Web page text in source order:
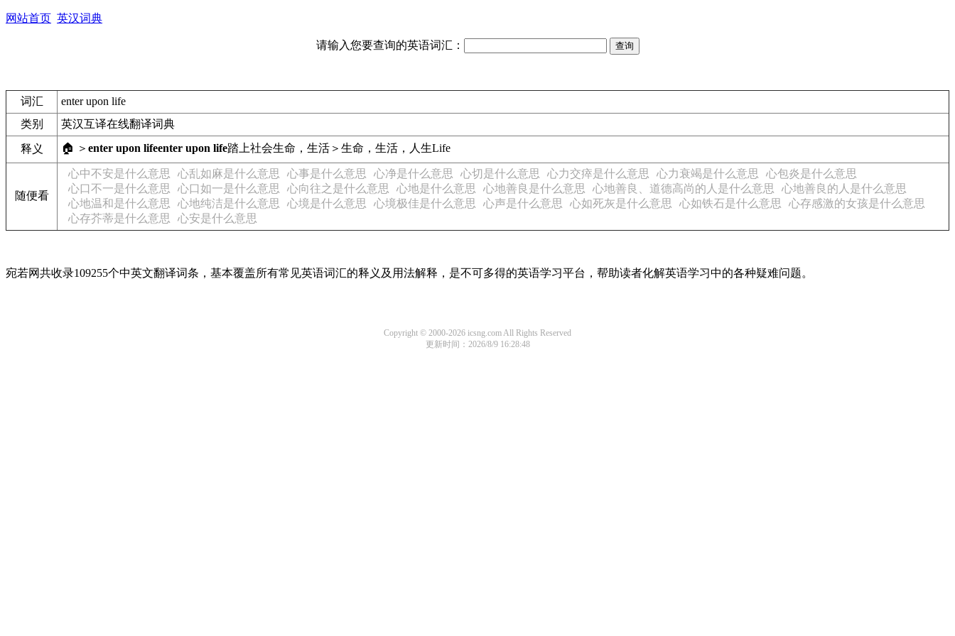
网站首页 英汉词典
请输入您要查询的英语词汇：
词汇
enter upon life
类别
英汉互译在线翻译词典
释义 🏠 ＞ enter upon lifeenter upon life踏上社会生命，生活＞生命，生活，人生Life
随便看
心中不安是什么意思 心乱如麻是什么意思 心事是什么意思 心净是什么意思 心切是什么意思 心力交瘁是什么意思 心力衰竭是什么意思
心包炎是什么意思
心口不一是什么意思
心口如一是什么意思 心向往之是什么意思 心地是什么意思 心地善良是什么意思 心地善良、道德高尚的人是什么意思
心地善良的人是什么意思
心地温和是什么意思
心地纯洁是什么意思 心境是什么意思 心境极佳是什么意思 心声是什么意思 心如死灰是什么意思 心如铁石是什么意思
心存感激的女孩是什么意思
心存芥蒂是什么意思
心安是什么意思
宛若网共收录109255个中英文翻译词条，基本覆盖所有常见英语词汇的释义及用法解释，是不可多得的英语学习平台，帮助读者化解英语学习中的各种疑难问题。
Copyright © 2000-2026 icsng.com All Rights Reserved
更新时间：2026/8/9 16:28:48